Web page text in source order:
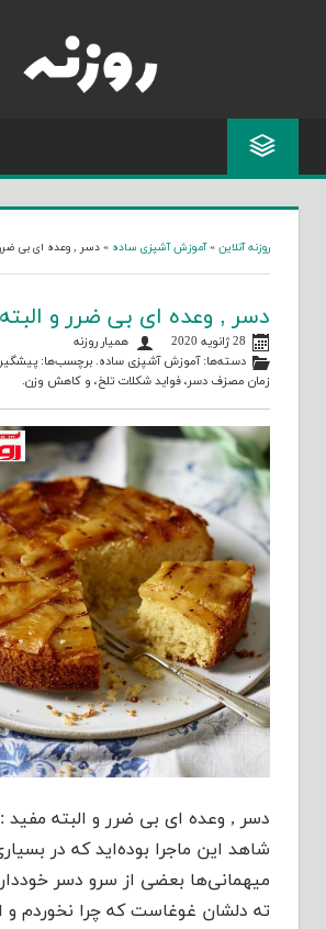
روزنه آنلاین»آموزش آشپزی ساده»دسر , وعده ای بی ضرر
دسر , وعده ای بی ضرر و
28 ژانویه 2020
همیار روزنه
دسته‌ها:آموزش آشپزی ساده. برچسب‌ها:
زمان مصزف دسر،فواید شکلات تلخ، وکاهش وزن.
دسر , وعده ای بی ضرر و البته
شاهد این ماجرا بوده‌اید که در
میهمانی‌ها بعضی از سرو دسر
ته دلشان غوغاست که چرا نخوردم و